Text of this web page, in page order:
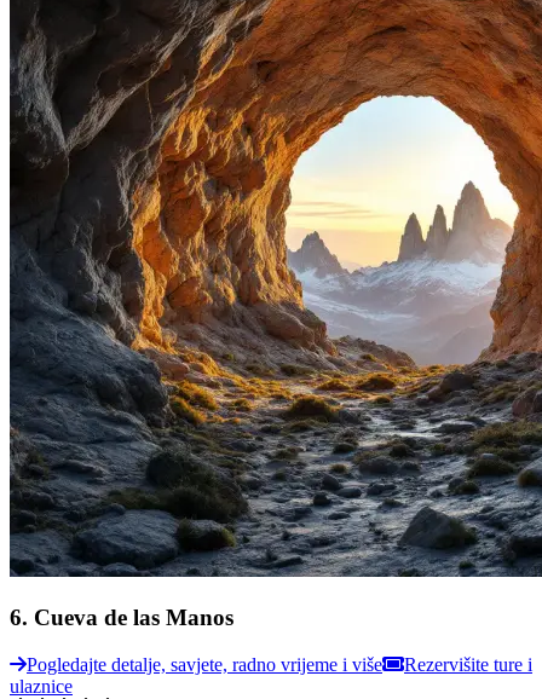
6. Cueva de las Manos
Pogledajte detalje, savjete, radno vrijeme i više
Rezervišite ture i
ulaznice